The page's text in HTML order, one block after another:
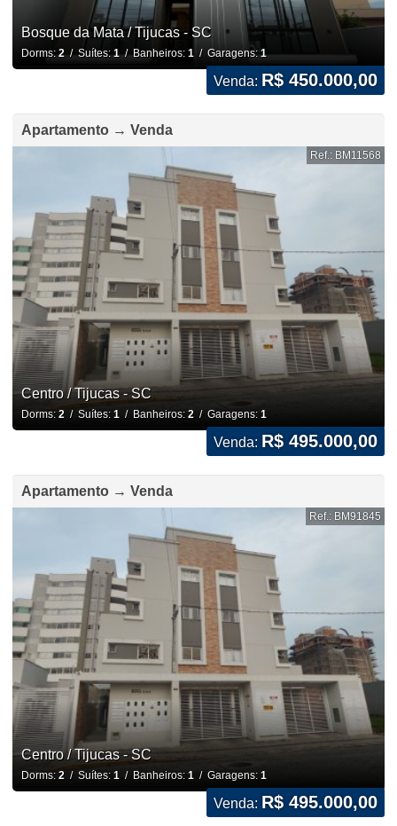
Bosque da Mata / Tijucas - SC
Dorms: 2/ Suítes:1/ Banheiros: 1/ Garagens:1
Venda: R$ 450.000,00
Apartamento → Venda
Ref.: BM11568
Centro / Tijucas - SC
Dorms: 2/ Suítes: 1/ Banheiros: 2/ Garagens: 1
Venda: R$ 495.000,00
Apartamento → Venda
Ref.: BM91845
Centro / Tijucas - SC
Dorms: 2/ Suítes: 1 / Banheiros: 1 / Garagens: 1
Venda: R$ 495.000,00